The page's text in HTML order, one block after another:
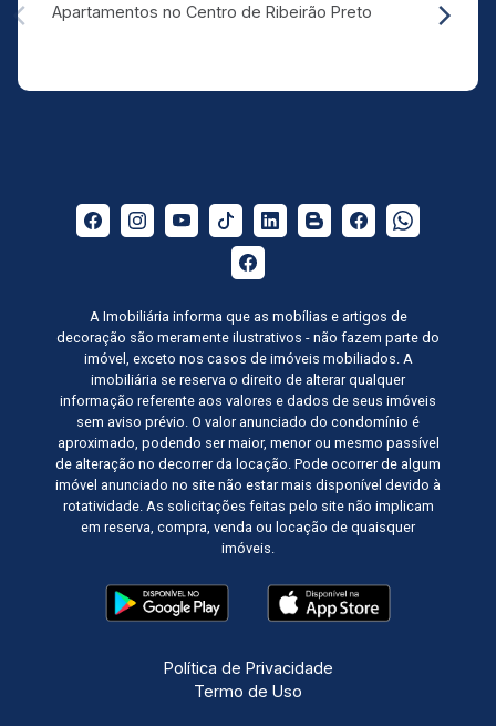
Apartamentos no Centro de Ribeirão Preto
A Imobiliária informa que as mobílias e artigos de
decoração são meramente ilustrativos - não fazem parte do
imóvel, exceto nos casos de imóveis mobiliados. A
imobiliária se reserva o direito de alterar qualquer
informação referente aos valores e dados de seus imóveis
sem aviso prévio. O valor anunciado do condomínio é
aproximado, podendo ser maior, menor ou mesmo passível
de alteração no decorrer da locação. Pode ocorrer de algum
imóvel anunciado no site não estar mais disponível devido à
rotatividade. As solicitações feitas pelo site não implicam
em reserva, compra, venda ou locação de quaisquer
imóveis.
Política de Privacidade
Termo de Uso